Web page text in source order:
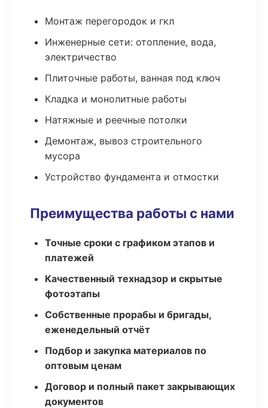
Монтаж перегородок и гкл
Инженерные сети: отопление, вода,
электричество
Плиточные работы, ванная под ключ
Кладка и монолитные работы
Натяжные и реечные потолки
Демонтаж, вывоз строительного
мусора
Устройство фундамента и отмостки
Преимущества работы с нами
Точные сроки с графиком этапов и
платежей
Качественный технадзор и скрытые
фотоэтапы
Собственные прорабы и бригады,
еженедельный отчёт
Подбор и закупка материалов по
оптовым ценам
Договор и полный пакет закрывающих
документов